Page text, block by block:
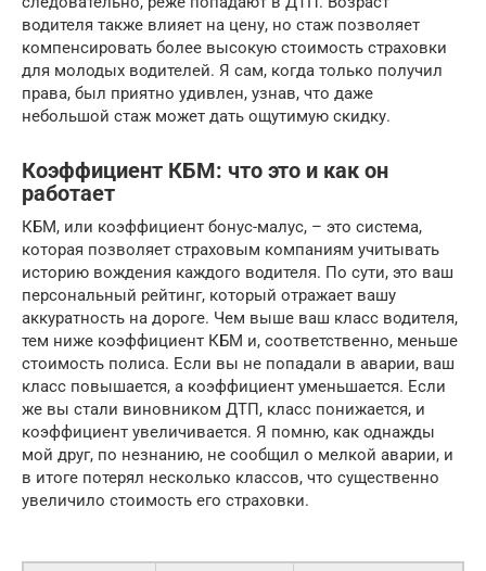
водителя также влияет на цену, но стаж позволяет
компенсировать более высокую стоимость страховки
для молодых водителей. Я сам, когда только получил
права, был приятно удивлен, узнав, что даже
небольшой стаж может дать ощутимую скидку.
Коэффициент КБМ: что это и как он
работает
КБМ, или коэффициент бонус-малус, – это система,
которая позволяет страховым компаниям учитывать
историю вождения каждого водителя. По сути, это ваш
персональный рейтинг, который отражает вашу
аккуратность на дороге. Чем выше ваш класс водителя,
тем ниже коэффициент КБМ и, соответственно, меньше
стоимость полиса. Если вы не попадали в аварии, ваш
класс повышается, а коэффициент уменьшается. Если
же вы стали виновником ДТП, класс понижается, и
коэффициент увеличивается. Я помню, как однажды
мой друг, по незнанию, не сообщил о мелкой аварии, и
в итоге потерял несколько классов, что существенно
увеличило стоимость его страховки.